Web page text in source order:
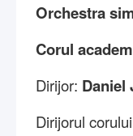
Orchestra
Corul
Dirijor: Daniel
Dirijorul